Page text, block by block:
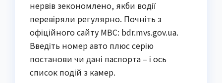
нервів зекономлено, якби водії
перевіряли регулярно. Почніть з
офіційного сайту МВС: bdr.mvs.gov.ua.
Введіть номер авто плюс серію
постанови чи дані паспорта – і ось
список подій з камер.